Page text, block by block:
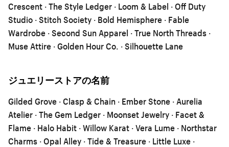
Crescent · The Style Ledger · Loom & Label · Off Duty
Studio · Stitch Society · Bold Hemisphere · Fable
Wardrobe · Second Sun Apparel · True North Threads ·
Muse Attire · Golden Hour Co. · Silhouette Lane
ジュエリーストアの名前
Gilded Grove · Clasp & Chain · Ember Stone · Aurelia
Atelier · The Gem Ledger · Moonset Jewelry · Facet &
Flame · Halo Habit · Willow Karat · Vera Lume · Northstar
Charms · Opal Alley · Tide & Treasure · Little Luxe ·